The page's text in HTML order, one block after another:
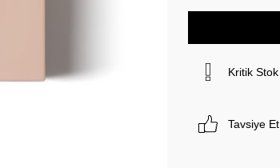
Kritik Stok
Tavsiye Et